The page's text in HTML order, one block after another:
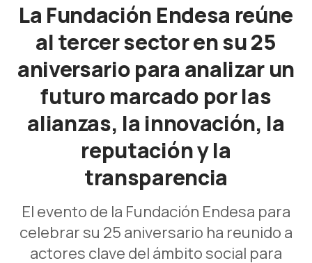
La Fundación Endesa reúne
al tercer sector en su 25
aniversario para analizar un
futuro marcado por las
alianzas, la innovación, la
reputación y la
transparencia
El evento de la Fundación Endesa para
celebrar su 25 aniversario ha reunido a
actores clave del ámbito social para